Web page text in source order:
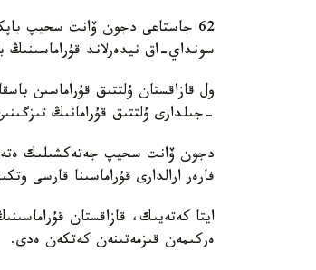
62 جاستاعى دجون ۆانت سحيپ
سونداي-اق نيدەرلاند قۇراماسىنىڭ
-جىلدارى ۇلتتىق قۇرامانىڭ
فارەر ارالدارى قۇراماسىنا قارسى
ايتا كەتەيىك، قازاقستان
ەركىمەن قىزمەتىنەن كەتكەن ەدى.